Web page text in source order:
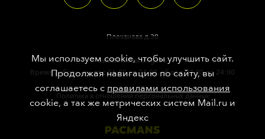
Плеханова д.30
sale@fitnesskaluga.ru
Время работы: пн-пт с 06:00 до 24:00, сб-вс с 07:00 до 24:00
Политика в отношении персональных данных
Мы используем cookie, чтобы улучшить сайт.
Продолжая навигацию по сайту, вы
соглашаетесь с правилами использования
cookie, а так же метрических систем Mail.ru и
Яндекс